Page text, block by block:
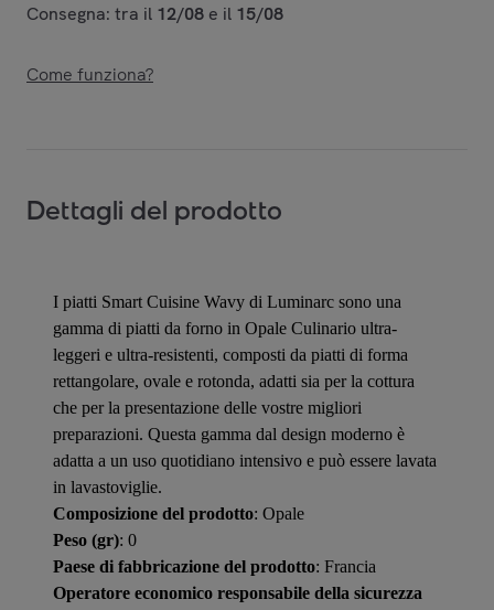
Consegna: tra il 12/08 e il 15/08
Come funziona?
Dettagli del prodotto
I piatti Smart Cuisine Wavy di Luminarc sono una
gamma di piatti da forno in Opale Culinario ultra-
leggeri e ultra-resistenti, composti da piatti di forma
rettangolare, ovale e rotonda, adatti sia per la cottura
che per la presentazione delle vostre migliori
preparazioni. Questa gamma dal design moderno è
adatta a un uso quotidiano intensivo e può essere lavata
in lavastoviglie.
Composizione del prodotto: Opale
Peso (gr): 0
Paese di fabbricazione del prodotto: Francia
Operatore economico responsabile della sicurezza